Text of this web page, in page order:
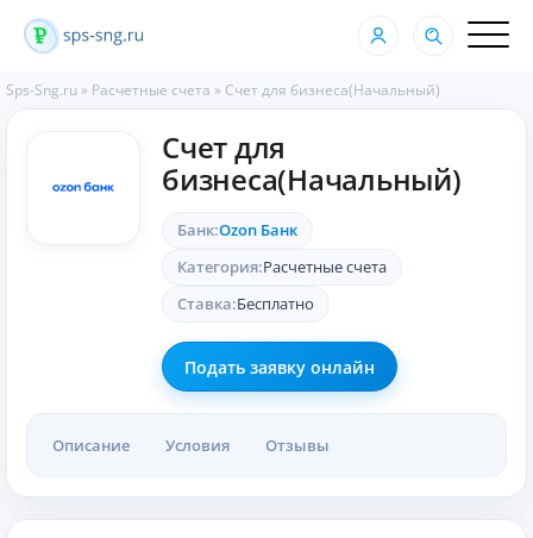
Sps-Sng.ru » Расчетные счета » Счет для бизнеса(Начальный)
Счет для
бизнеса(Начальный)
Банк:Ozon Банк
Категория:Расчетные счета
Ставка:Бесплатно
Подать заявку онлайн
Описание Условия Отзывы